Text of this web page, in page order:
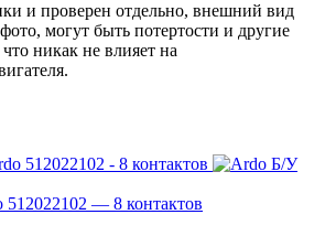
и проверен отдельно, внешний вид
могут быть потертости и другие
никак не влияет на
Б/У
512022102 — 8 контактов